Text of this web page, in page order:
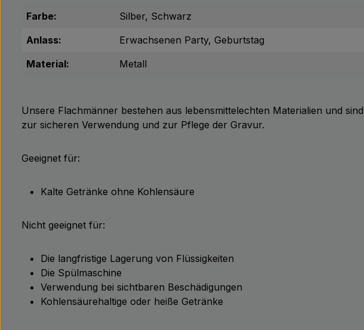
Farbe:
Silber, Schwarz
Anlass:
Erwachsenen Party, Geburtstag
Material:
Metall
Unsere Flachmänner bestehen aus lebensmittelechten Materialien und
zur sicheren Verwendung und zur Pflege der Gravur.
Geeignet für:
Kalte Getränke ohne Kohlensäure
Nicht geeignet für:
Die langfristige Lagerung von Flüssigkeiten
Die Spülmaschine
Verwendung bei sichtbaren Beschädigungen
Kohlensäurehaltige oder heiße Getränke